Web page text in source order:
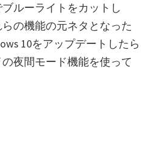
ルーライトをカットし
の機能の元ネタとなった
10をアップデートしたら
夜間モード機能を使って